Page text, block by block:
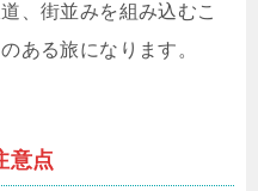
、街並みを組み込むこ
ある旅になります。
意点